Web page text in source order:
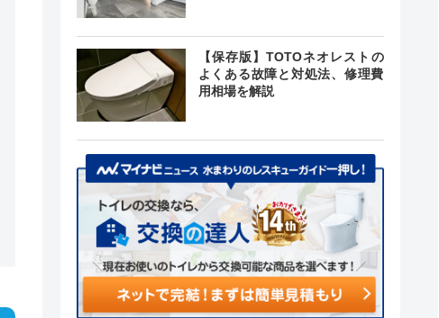
【保存版】TOTOネオレストの
よくある故障と対処法、修理費
用相場を解説